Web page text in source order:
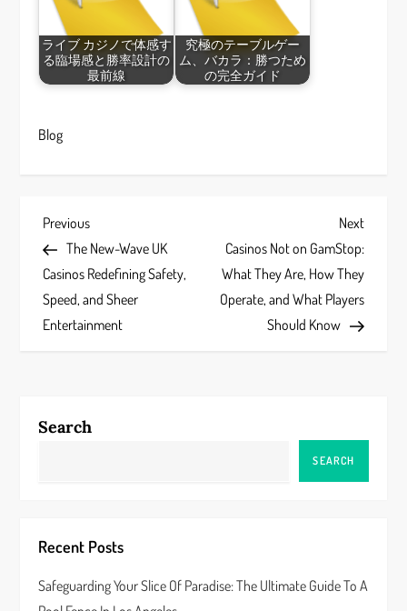
ライブ カジノで体感す
る臨場感と勝率設計の
最前線
究極のテーブルゲー
ム、バカラ：勝つため
の完全ガイド
Blog
P
o
s
a
g
a
Previous
Post
Previous
The New-Wave UK
Casinos Redefining Safety,
Speed, and Sheer
Entertainment
Next
Post
Next
Casinos Not on GamStop:
What They Are, How They
Operate, and What Players
Should Know
Search
SEARCH
Recent Posts
Safeguarding Your Slice Of Paradise: The Ultimate Guide To A